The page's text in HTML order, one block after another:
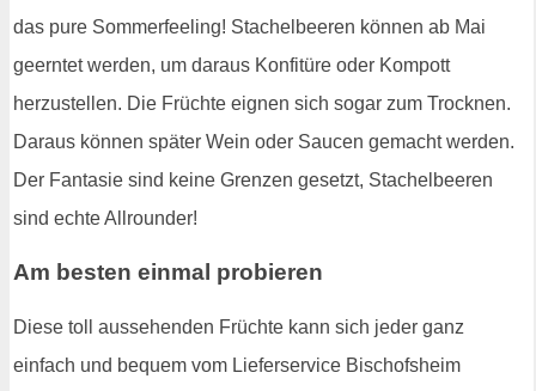
das pure Sommerfeeling! Stachelbeeren können ab Mai
geerntet werden, um daraus Konfitüre oder Kompott
herzustellen. Die Früchte eignen sich sogar zum Trocknen.
Daraus können später Wein oder Saucen gemacht werden.
Der Fantasie sind keine Grenzen gesetzt, Stachelbeeren
sind echte Allrounder!
Am besten einmal probieren
Diese toll aussehenden Früchte kann sich jeder ganz
einfach und bequem vom Lieferservice Bischofsheim